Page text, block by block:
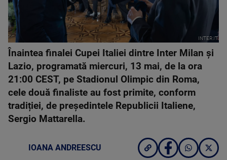
INTER.IT
Înaintea finalei Cupei Italiei dintre Inter Milan și
Lazio, programată miercuri, 13 mai, de la ora
21:00 CEST, pe Stadionul Olimpic din Roma,
cele două finaliste au fost primite, conform
tradiției, de președintele Republicii Italiene,
Sergio Mattarella.
IOANA ANDREESCU